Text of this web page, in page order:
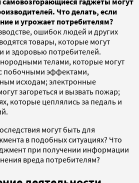
Что делать, если
и угрожает потребителям?
ошибок людей и других
товары, которые могут
и здоровью потребителей.
телами, которые могут
побочными эффектами,
исходам; электронные
загореться и вызвать пожар;
которые цеплялись за педаль и
могут быть для
в подобных ситуациях? Что
при получении информации
вреда потребителям?